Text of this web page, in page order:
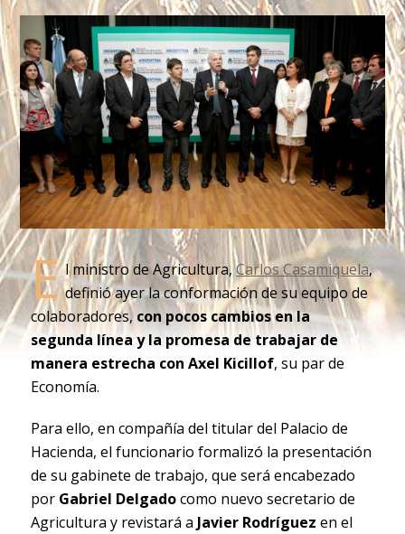
E l ministro de Agricultura,Carlos Casamiquela,
definió ayer la conformación de su equipo de
colaboradores,con pocos cambios en la
segunda línea y la promesa de trabajar de
manera estrecha con Axel Kicillof, su par de
Economía.
Para ello, en compañía del titular del Palacio de
Hacienda, el funcionario formalizó la presentación
de su gabinete de trabajo, que será encabezado
por Gabriel Delgadocomo nuevo secretario de
Agricultura y revistará a Javier Rodríguez en el